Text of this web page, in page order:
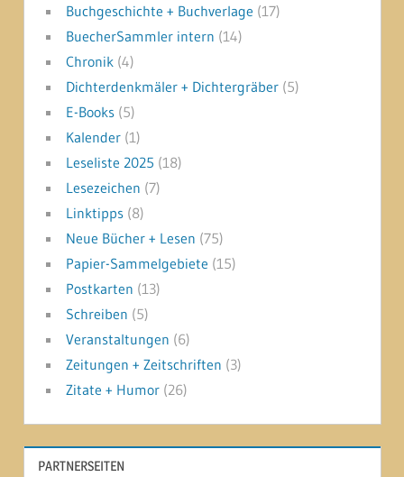
Buchgeschichte + Buchverlage (17)
BuecherSammler intern (14)
Chronik(4)
Dichterdenkmäler + Dichtergräber(5)
E-Books(5)
Kalender(1)
Leseliste 2025 (18)
Lesezeichen (7)
Linktipps(8)
Neue Bücher + Lesen (75)
Papier-Sammelgebiete (15)
Postkarten (13)
Schreiben (5)
Veranstaltungen (6)
Zeitungen + Zeitschriften (3)
Zitate + Humor(26)
PARTNERSEITEN